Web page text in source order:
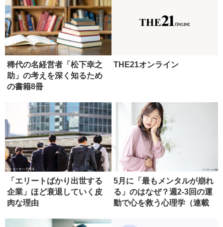
稀代の名経営者「松下幸之
助」の考えを深く知るため
の書籍8冊
THE21オンライン
「エリートばかり出世する
企業」ほど衰退していく皮
肉な理由
5月に「最もメンタルが崩れ
る」のはなぜ？週2-3回の運
動で心を救う心理学（連載